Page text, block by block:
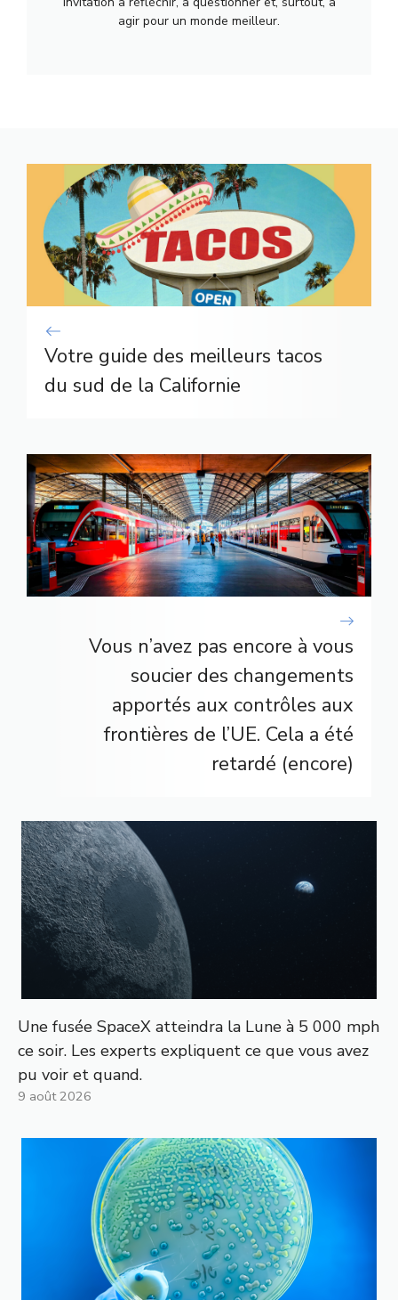
agir pour un monde meilleur.
Votre guide des meilleurs tacos
du sud de la Californie
Vous n’avez pas encore à vous
soucier des changements
apportés aux contrôles aux
frontières de l’UE. Cela a été
retardé (encore)
Une fusée SpaceX atteindra la Lune à 5 000 mph
ce soir. Les experts expliquent ce que vous avez
pu voir et quand.
9 août 2026